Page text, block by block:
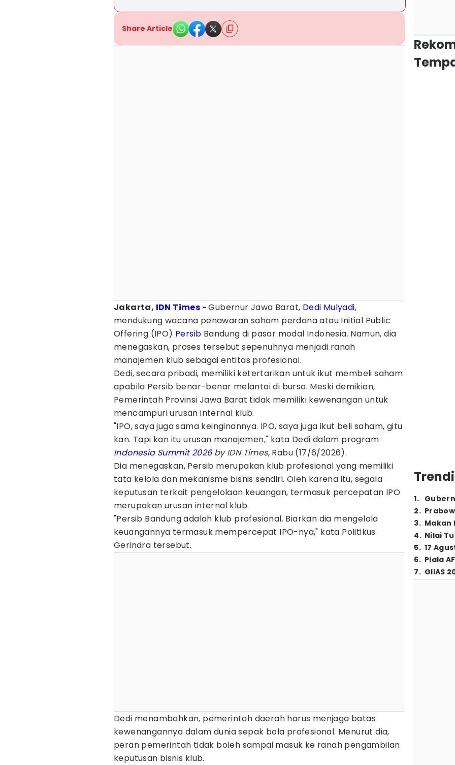
Share Article
Jakarta, IDN Times -Gubernur Jawa Barat, Dedi Mulyadi,
mendukung wacana penawaran saham perdana atau Initial Public
Offering (IPO) Persib Bandung di pasar modal Indonesia. Namun, dia
menegaskan, proses tersebut sepenuhnya menjadi ranah
manajemen klub sebagai entitas profesional.
Dedi, secara pribadi, memiliki ketertarikan untuk ikut membeli saham
apabila Persib benar-benar melantai di bursa. Meski demikian,
Pemerintah Provinsi Jawa Barat tidak memiliki kewenangan untuk
mencampuri urusan internal klub.
"IPO, saya juga sama keinginannya. IPO, saya juga ikut beli saham, gitu
kan. Tapi kan itu urusan manajemen," kata Dedi dalam program
Indonesia Summit 2026by IDN Times, Rabu (17/6/2026).
Dia menegaskan, Persib merupakan klub profesional yang memiliki
tata kelola dan mekanisme bisnis sendiri. Oleh karena itu, segala
keputusan terkait pengelolaan keuangan, termasuk percepatan IPO
merupakan urusan internal klub.
"Persib Bandung adalah klub profesional. Biarkan dia mengelola
keuangannya termasuk mempercepat IPO-nya," kata Politikus
Gerindra tersebut.
Dedi menambahkan, pemerintah daerah harus menjaga batas
kewenangannya dalam dunia sepak bola profesional. Menurut dia,
peran pemerintah tidak boleh sampai masuk ke ranah pengambilan
keputusan bisnis klub.
1.
2.
3. Makan
4. Nilai
5. 17
6. Piala
7. GIIAS